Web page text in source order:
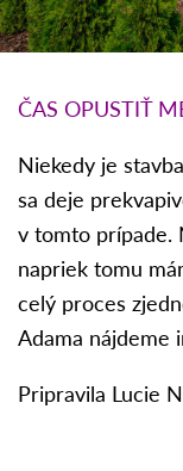
ČAS OPUSTIŤ
Niekedy je
sa deje
v tomto prípade.
napriek tomu
celý proces
Adama nájdeme
Pripravila Lucie